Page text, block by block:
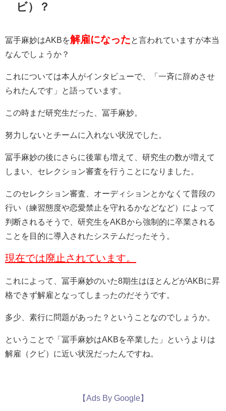
ビ）？
冨手麻妙はAKBを解雇になった と言われていますが本当
なんでしょうか？
これについては本人がインタビューで、「一斉に辞めさせ
られたんです」と語っています。
この時まだ研究生だった、冨手麻妙。
努力しないとチームに入れない状況でした。
冨手麻妙の後にさらに後輩も増えて、研究生の数が増えて
しまい、セレクション審査を行うことになりました。
このセレクション審査、オーディションとかなくて普段の
行い（練習態度や恋愛禁止を守れるかなどなど）によって
判断されるそうで、研究生をAKBから強制的に卒業される
ことを目的に導入されたシステムだったそう。
現在では廃止されています。
これによって、冨手麻妙のいた8期生はほとんどがAKBに昇
格できず解雇となってしまったのだそうです。
多少、素行に問題があった？ということなのでしょうか。
ということで「冨手麻妙はAKBを卒業した」というよりは
解雇（クビ）に近い状況だったんですね。
【Ads By Google】